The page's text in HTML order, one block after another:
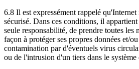
6.8 Il est expressément rappelé qu'Internet
sécurisé. Dans ces conditions, il
seule responsabilité, de prendre toutes les
façon à protéger ses propres données et/
contamination par d'éventuels virus
ou de l'intrusion d'un tiers dans le système